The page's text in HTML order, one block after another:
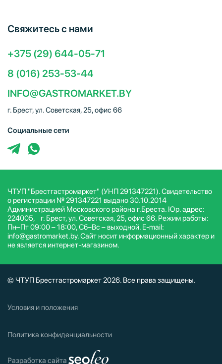
Свяжитесь с нами
+375 (29) 644-05-71
8 (016) 253-53-44
INFO@GASTROMARKET.BY
г. Брест, ул. Советская, 25, офис 66
Социальные сети
ЧТУП "Брестгастромаркет" (УНП 291347221). Свидетельство
о регистрации № 291347221 выдано 30.10.2014
Администрацией Московского района г.Бреста. Юр. адрес:
224005, г. Брест, ул. Советская, 25, офис 66. Режим работы:
Пн–Пт 09:00 – 18:00, Сб–Вс – выходной. E-mail:
info@gastromarket.by. Сайт носит информационный характер и
не является интернет-магазином.
© ЧТУП Брестгастромаркет 2026. Все права защищены.
Условия и положения
Политика конфиденциальности
Разработка сайта